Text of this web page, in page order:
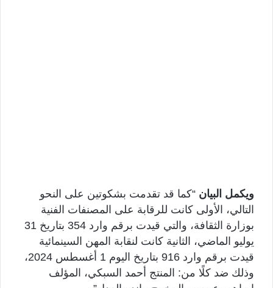
ويكمل البيان “كما قد تقدمت بشكوتين على النحو
التالي، الأولى كانت للرقابة على المصنفات الفنية
بوزارة الثقافة، والتي قيدت برقم وارد 354 بتاريخ 31
يوليو الماضي، الثانية كانت لنقابة المهن السينمائية
قيدت برقم وارد 916 بتاريخ اليوم 1 أغسطس 2024،
وذلك ضد كلًا من: المنتج أحمد السبكي، المؤلف